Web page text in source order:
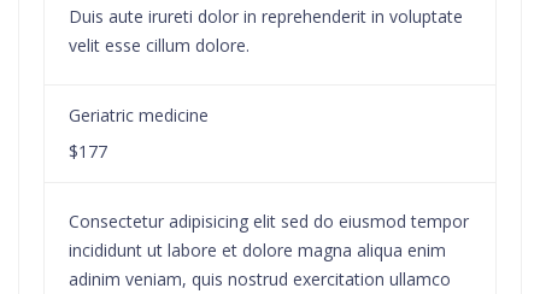
Duis aute irureti dolor in reprehenderit in voluptate
velit esse cillum dolore.
Geriatric medicine
$177
Consectetur adipisicing elit sed do eiusmod tempor
incididunt ut labore et dolore magna aliqua enim
adinim veniam, quis nostrud exercitation ullamco